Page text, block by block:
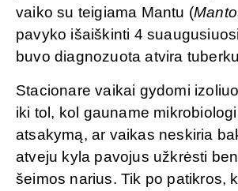
vaiko su teigiama Mantu (
pavyko išaiškinti 4
buvo diagnozuota atvira
Stacionare vaikai gydomi
iki tol, kol gauname
atsakymą, ar vaikas neskiria
atveju kyla pavojus užkrėsti
šeimos narius. Tik po patikros,